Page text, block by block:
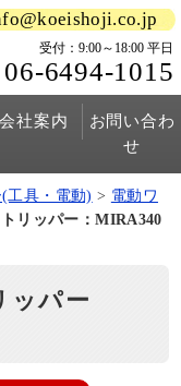
受付：9:00～18:00 平日
06-6494-1015
会社案内
お問い合わ
せ
工具・電動) > 電動ワ
リッパー：MIRA340
ッパー